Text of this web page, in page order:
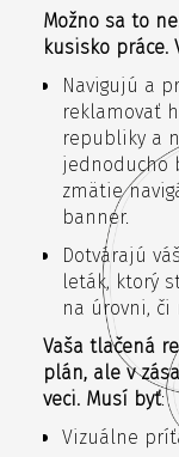
Možno sa to
kusisko práce.
Navigujú a
reklamovať
republiky a
jednoducho
zmätie
banner.
Dotvárajú
leták, ktorý
na úrovni, či
Vaša tlačená
plán, ale v
veci. Musí byť:
Vizuálne